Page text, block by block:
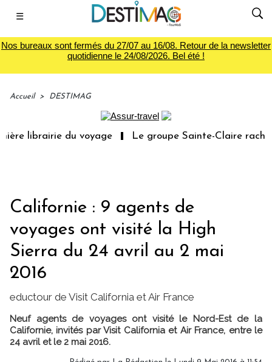
☰
Nos bureaux sont fermés du 27/07 au 16/08. Retour de la newsletter
quotidienne le 24/08/2026. Bel été !
Accueil > DESTIMAG
librairie du voyage Le groupe Sainte-Claire rachète
Californie : 9 agents de
voyages ont visité la High
Sierra du 24 avril au 2 mai
2016
eductour de Visit California et Air France
Neuf agents de voyages ont visité le Nord-Est de la
Californie, invités par Visit California et Air France, entre le
24 avril et le 2 mai 2016.